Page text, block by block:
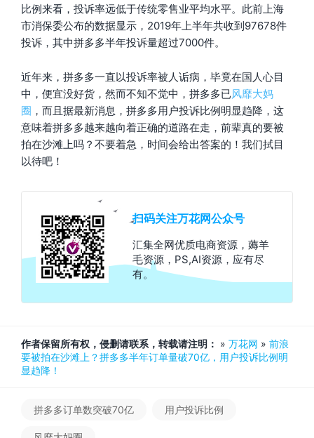
比例来看，投诉率远低于传统零售业平均水平。此前上海
市消保委公布的数据显示，2019年上半年共收到97678件
投诉，其中拼多多半年投诉量超过7000件。
近年来，拼多多一直以投诉率被人诟病，毕竟在国人心目
中，便宜没好货，然而不知不觉中，拼多多已风靡大妈
圈 ，而且据最新消息，拼多多用户投诉比例明显趋降，这
意味着拼多多越来越向着正确的道路在走，前辈真的要被
拍在沙滩上吗？不要着急，时间会给出答案的！我们拭目
以待吧！
扫码关注万花网公众号
汇集全网优质电商资源，薅羊
毛资源，PS,AI资源，应有尽
有。
作者保留所有权，侵删请联系，转载请注明： » 万花网 » 前浪
要被拍在沙滩上？拼多多半年订单量破70亿，用户投诉比例明
显趋降！
拼多多订单数突破70亿 用户投诉比例